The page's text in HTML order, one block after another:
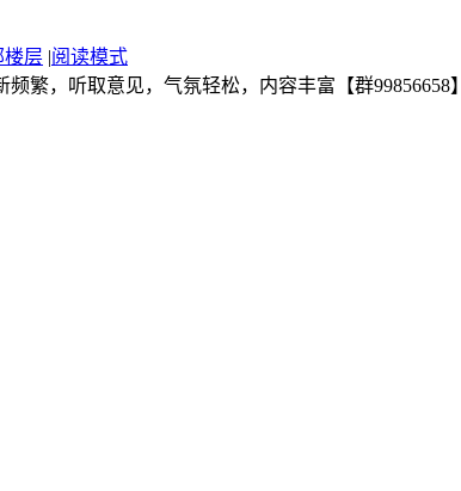
楼层 |阅读模式
繁，听取意见，气氛轻松，内容丰富【群99856658】